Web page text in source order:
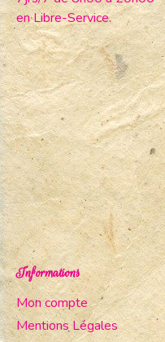
en Libre-Service.
Informations
Mon compte
Mentions Légales